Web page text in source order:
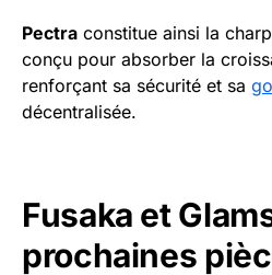
Pectra constitue ainsi la
conçu pour absorber la
renforçant sa sécurité et sa
décentralisée.
Fusaka et
prochaines